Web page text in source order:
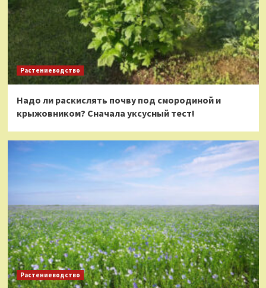
Растениеводство
Надо ли раскислять почву под смородиной и
крыжовником? Сначала уксусный тест!
Растениеводство